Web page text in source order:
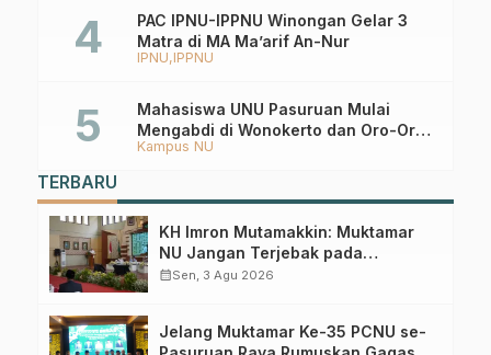
IPNU IPPNU
PAC IPNU-IPPNU Winongan Gelar 3
Matra di MA Ma’arif An-Nur
Kampus NU
Mahasiswa UNU Pasuruan Mulai
Mengabdi di Wonokerto dan Oro-Oro
Ombo Wetan Berikut Programnya
TERBARU
KH Imron Mutamakkin: Muktamar
NU Jangan Terjebak pada
Perebutan Kursi Ketua Umum
calendar_monthSen, 3 Agu 2026
Jelang Muktamar Ke-35 PCNU se-